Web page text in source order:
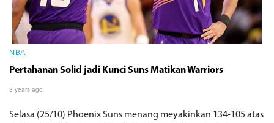
NBA
Pertahanan Solid jadi Kunci Suns Matikan Warriors
3 years ago
Selasa (25/10) Phoenix Suns menang meyakinkan 134-105 atas